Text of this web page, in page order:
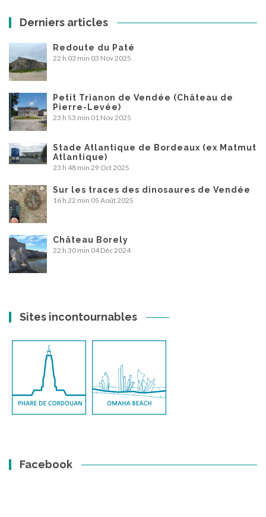
Derniers articles
Redoute du Paté
22 h 03 min 03 Nov 2025
Petit Trianon de Vendée (Château de
Pierre-Levée)
23 h 53 min 01 Nov 2025
Stade Atlantique de Bordeaux (ex Matmut
Atlantique)
23 h 48 min 29 Oct 2025
Sur les traces des dinosaures de Vendée
16 h 22 min 05 Août 2025
Château Borely
22 h 30 min 04 Déc 2024
Sites incontournables
Facebook